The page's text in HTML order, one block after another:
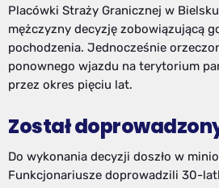
Placówki Straży Granicznej w
mężczyzny decyzję zobowiązującą
pochodzenia. Jednocześnie
ponownego wjazdu na terytorium
przez okres pięciu lat.
Został
Do wykonania decyzji doszło w
Funkcjonariusze doprowadzili 30-